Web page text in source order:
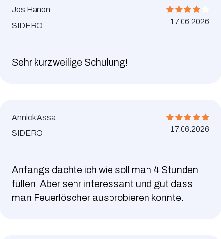
Jos Hanon
SIDERO
17.06.2026
Sehr kurzweilige Schulung!
Annick Assa
SIDERO
17.06.2026
Anfangs dachte ich wie soll man 4 Stunden
füllen. Aber sehr interessant und gut dass
man Feuerlöscher ausprobieren konnte.